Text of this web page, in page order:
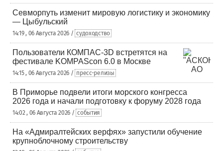
Севморпуть изменит мировую логистику и экономику
— Цыбульский
14:19 , 06 Августа 2026 / судоходство
Пользователи КОМПАС-3D встретятся на
фестивале KOMPAScon 6.0 в Москве
14:15 , 06 Августа 2026 / пресс-релизы
В Приморье подвели итоги морского конгресса
2026 года и начали подготовку к форуму 2028 года
14:02 , 06 Августа 2026 / события
На «Адмиралтейских верфях» запустили обучение
крупноблочному строительству